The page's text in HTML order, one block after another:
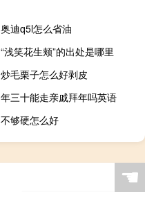
奥迪q5l怎么省油
“浅笑花生颊”的出处是哪里
炒毛栗子怎么好剥皮
年三十能走亲戚拜年吗英语
不够硬怎么好
☚